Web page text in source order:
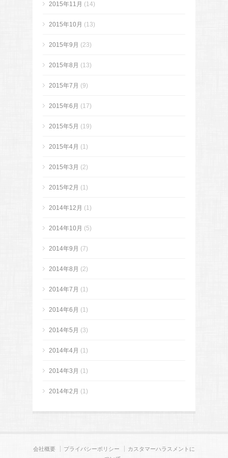
2015年11月 (14)
2015年10月 (13)
2015年9月 (23)
2015年8月 (13)
2015年7月 (9)
2015年6月 (17)
2015年5月 (19)
2015年4月 (1)
2015年3月 (2)
2015年2月 (1)
2014年12月 (1)
2014年10月 (5)
2014年9月 (7)
2014年8月 (2)
2014年7月 (1)
2014年6月 (1)
2014年5月 (3)
2014年4月 (1)
2014年3月 (1)
2014年2月 (1)
会社概要 プライバシーポリシー
カスタマーハラスメントに